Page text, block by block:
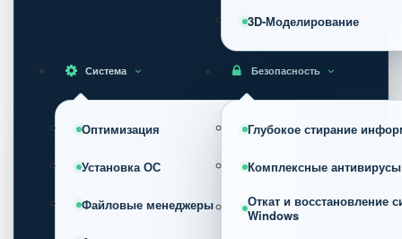
3D-Моделирование
Система
Оптимизация
Установка ОС
Файловые менеджеры
Безопасность
Глубокое стирание
Комплексные антивирусы
Откат и восстановление
Windows